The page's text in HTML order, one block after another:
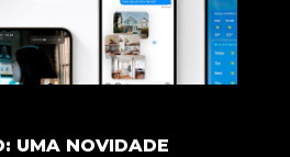
UMA NOVIDADE